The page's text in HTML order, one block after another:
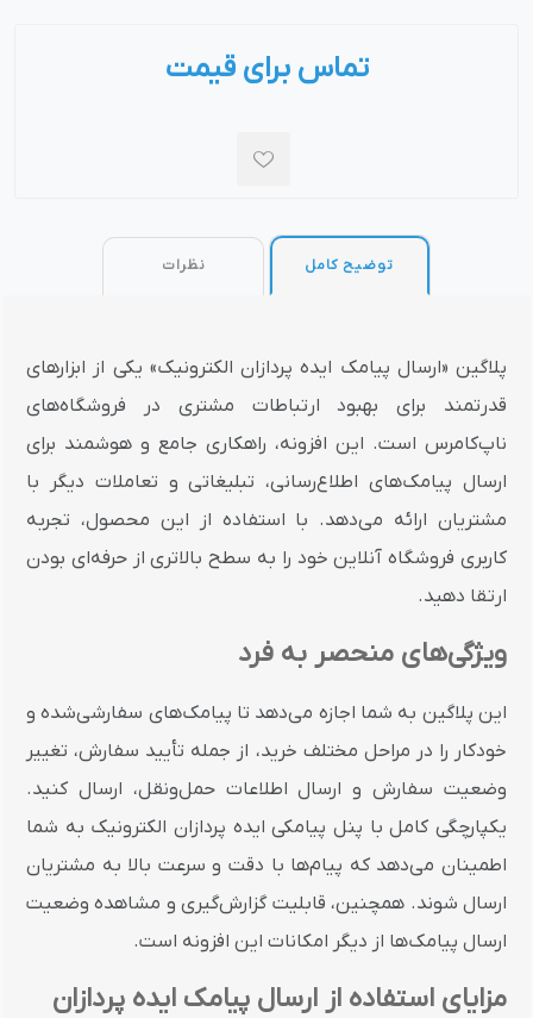
تماس برای قیمت
توضیح کامل نظرات
پلاگین «ارسال پیامک ایده پردازان الکترونیک» یکی از ابزارهای
قدرتمند برای بهبود ارتباطات مشتری در فروشگاه‌های
ناپ‌کامرس است. این افزونه، راهکاری جامع و هوشمند برای
ارسال پیامک‌های اطلاع‌رسانی، تبلیغاتی و تعاملات دیگر با
مشتریان ارائه می‌دهد. با استفاده از این محصول، تجربه
کاربری فروشگاه آنلاین خود را به سطح بالاتری از حرفه‌ای بودن
ارتقا دهید.
ویژگی‌های منحصر به فرد
این پلاگین به شما اجازه می‌دهد تا پیامک‌های سفارشی‌شده و
خودکار را در مراحل مختلف خرید، از جمله تأیید سفارش، تغییر
وضعیت سفارش و ارسال اطلاعات حمل‌ونقل، ارسال کنید.
یکپارچگی کامل با پنل پیامکی ایده پردازان الکترونیک به شما
اطمینان می‌دهد که پیام‌ها با دقت و سرعت بالا به مشتریان
ارسال شوند. همچنین، قابلیت گزارش‌گیری و مشاهده وضعیت
ارسال پیامک‌ها از دیگر امکانات این افزونه است.
مزایای استفاده از ارسال پیامک ایده پردازان